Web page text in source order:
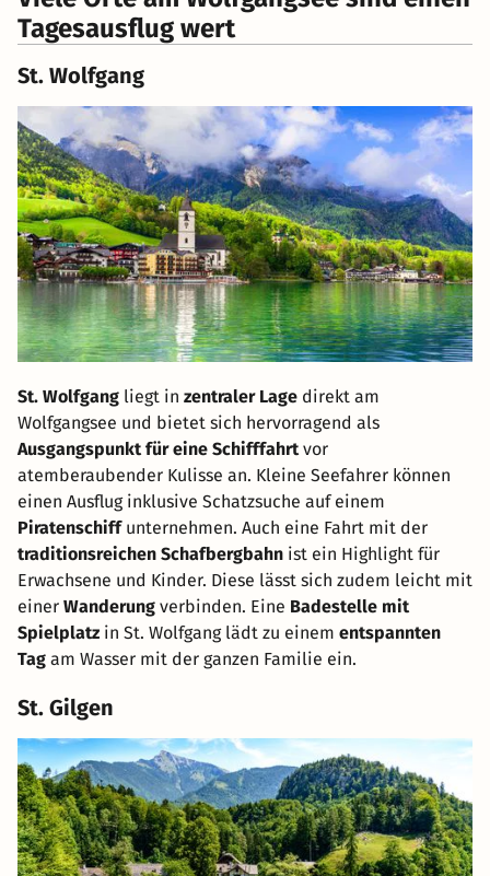
Tagesausflug wert
St. Wolfgang
St. Wolfgang liegt in zentraler Lage direkt am
Wolfgangsee und bietet sich hervorragend als
Ausgangspunkt für eine Schifffahrt vor
atemberaubender Kulisse an. Kleine Seefahrer können
einen Ausflug inklusive Schatzsuche auf einem
Piratenschiffunternehmen. Auch eine Fahrt mit der
traditionsreichen Schafbergbahn ist ein Highlight für
Erwachsene und Kinder. Diese lässt sich zudem leicht mit
einer Wanderung verbinden. Eine Badestelle mit
Spielplatz in St. Wolfgang lädt zu einem entspannten
Tag am Wasser mit der ganzen Familie ein.
St. Gilgen